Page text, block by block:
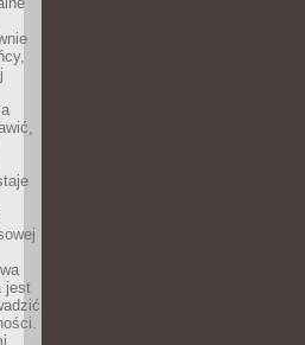
jest